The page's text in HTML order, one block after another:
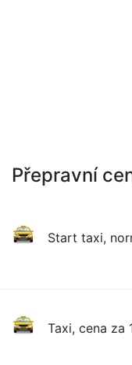
Přepravní
Start taxi,
Taxi, cena za